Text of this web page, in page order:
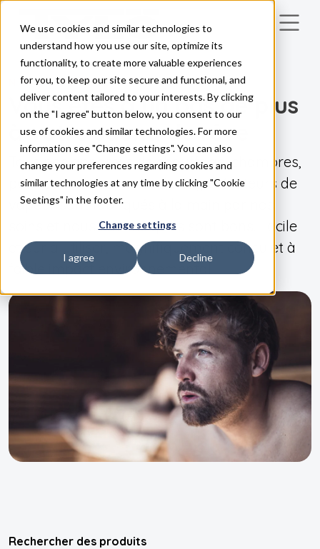
We use cookies and similar technologies to
understand how you use our site, optimize its
functionality, to create more valuable experiences
for you, to keep our site secure and functional, and
deliver content tailored to your interests. By clicking
on the "I agree" button below, you consent to our
use of cookies and similar technologies. For more
information see "Change settings". You can also
change your preferences regarding cookies and
similar technologies at any time by clicking "Cookie
Seetings" in the footer.
Change settings
I agree Decline
Skip to main content
NOS PRODUITS
Vous êtes à un pas de plus
à votre sauna de rêve
Tous nos appareils de chauffage, chambres,
panneaux de commande et générateurs de
vapeur sont fabriqués à la main par nos
soins et nous savons qu'ils sont bons. Facile
et sûr à utiliser, magnifiquement conçu et à
faible impact environnemental !
Rechercher des produits